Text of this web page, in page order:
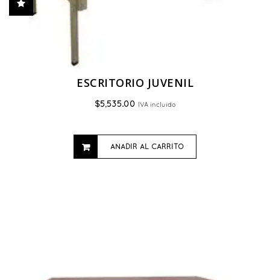
ESCRITORIO JUVENIL
$5,535.00 IVA incluido
AÑADIR AL CARRITO